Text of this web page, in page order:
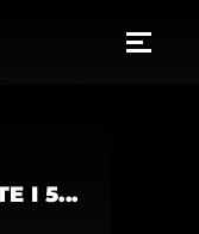
I 5...